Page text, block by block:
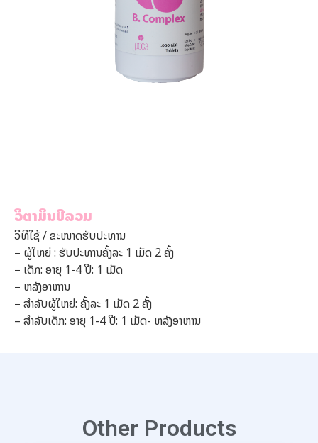
ວິຕາມິນບີລວມ
ວິທີໃຊ້ / ຂະໜາດຮັບປະທານ
– ຜູ້ໃຫຍ່ : ຮັບປະທານຄັ້ງລະ 1 ເມັດ 2 ຄັ້ງ
– ເດັກ: ອາຍຸ 1-4 ປີ: 1 ເມັດ
– ຫລັງອາຫານ
– ສຳລັບຜູ້ໃຫຍ່: ຄັ້ງລະ 1 ເມັດ 2 ຄັ້ງ
– ສຳລັບເດັກ: ອາຍຸ 1-4 ປີ: 1 ເມັດ- ຫລັງອາຫານ
Other Products